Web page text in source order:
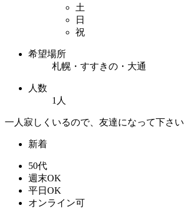
土
日
祝
希望場所
札幌・すすきの・大通
人数
1人
一人寂しくいるので、友達になって下さい
新着
50代
週末OK
平日OK
オンライン可